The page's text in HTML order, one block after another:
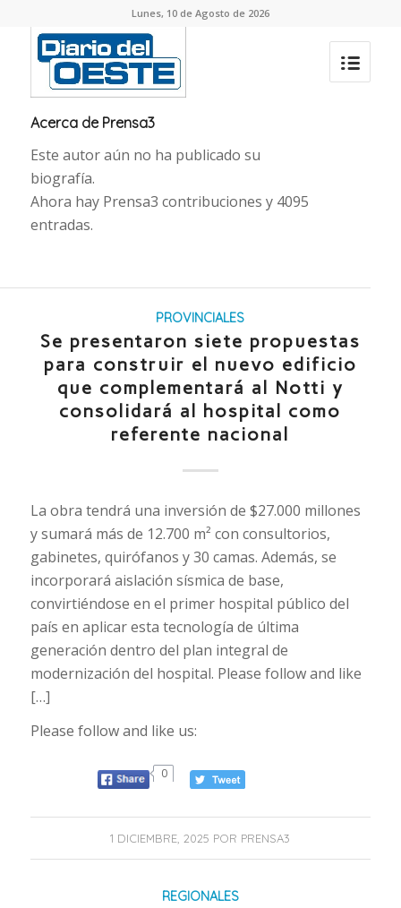
Lunes, 10 de Agosto de 2026
Acerca de Prensa3
Este autor aún no ha publicado su
biografía.
Ahora hay Prensa3 contribuciones y 4095
entradas.
PROVINCIALES
Se presentaron siete propuestas
para construir el nuevo edificio
que complementará al Notti y
consolidará al hospital como
referente nacional
La obra tendrá una inversión de $27.000 millones
y sumará más de 12.700 m² con consultorios,
gabinetes, quirófanos y 30 camas. Además, se
incorporará aislación sísmica de base,
convirtiéndose en el primer hospital público del
país en aplicar esta tecnología de última
generación dentro del plan integral de
modernización del hospital. Please follow and like
[…]
Please follow and like us:
0
1 DICIEMBRE, 2025 POR PRENSA3
REGIONALES